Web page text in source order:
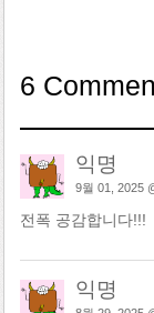
6
익명
9월 01, 2025
전폭 공감합니다!!!
익명